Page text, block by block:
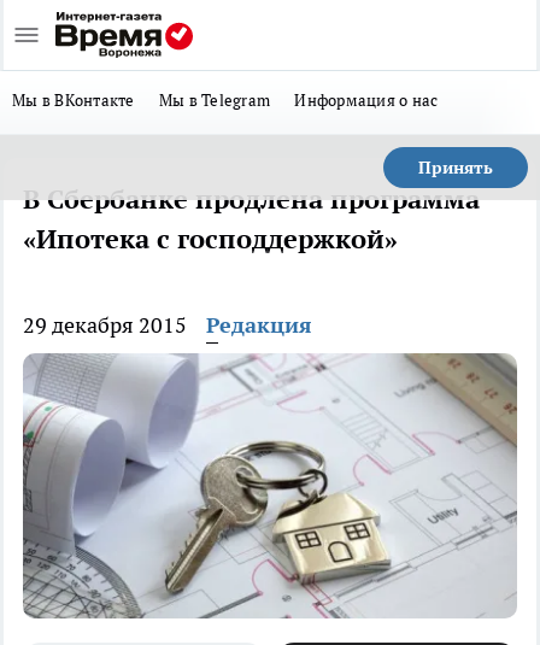
Мы в ВКонтакте Мы в Telegram Информация о нас
Принять
В Сбербанке продлена программа
«Ипотека с господдержкой»
29 декабря 2015 Редакция